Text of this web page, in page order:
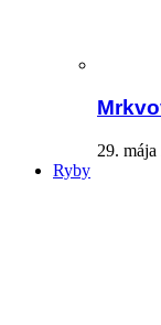
29.
Ryby